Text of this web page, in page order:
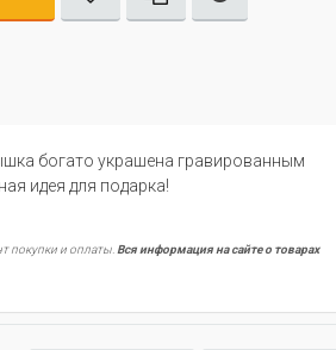
богато украшена гравированным
идея для подарка!
покупки и оплаты. Вся информация на сайте о товарах